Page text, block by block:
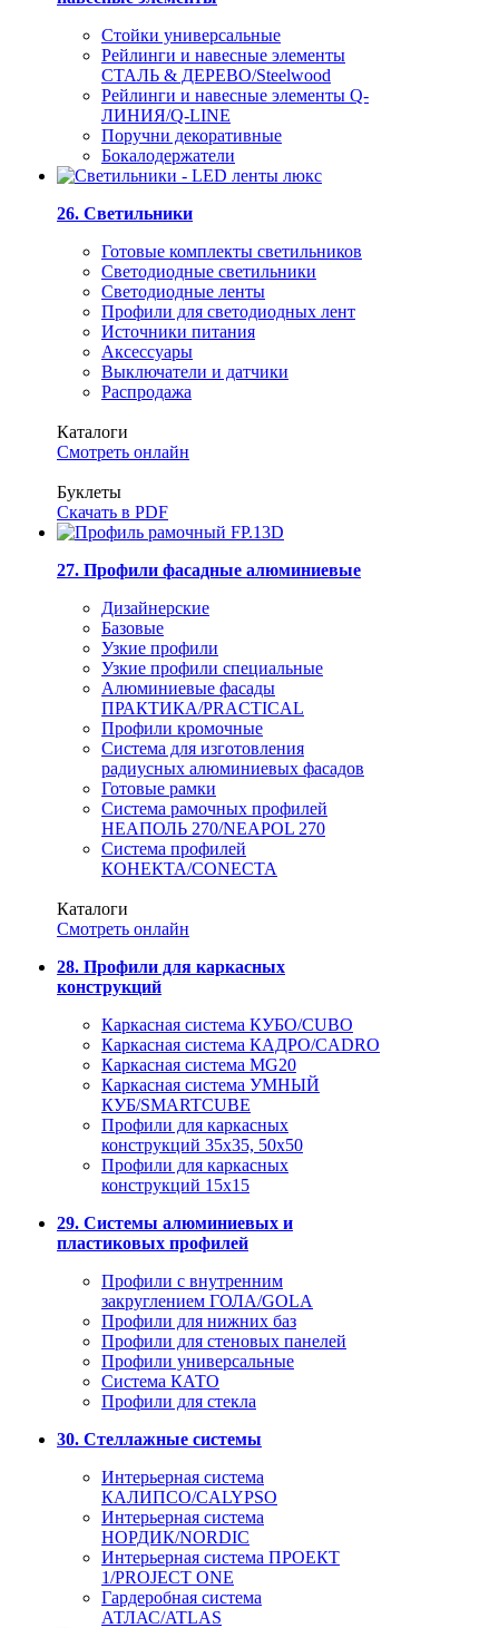
Стойки универсальные
Рейлинги и навесные элементы
СТАЛЬ & ДЕРЕВО/Steelwood
Рейлинги и навесные элементы Q-
ЛИНИЯ/Q-LINE
Поручни декоративные
Бокалодержатели
26. Светильники
Готовые комплекты светильников
Светодиодные светильники
Светодиодные ленты
Профили для светодиодных лент
Источники питания
Аксессуары
Выключатели и датчики
Распродажа
Каталоги
Смотреть онлайн
Буклеты
Скачать в PDF
27. Профили фасадные алюминиевые
Дизайнерские
Базовые
Узкие профили
Узкие профили специальные
Алюминиевые фасады
ПРАКТИКА/PRACTICAL
Профили кромочные
Система для изготовления
радиусных алюминиевых фасадов
Готовые рамки
Система рамочных профилей
НЕАПОЛЬ 270/NEAPOL 270
Система профилей
КОНЕКТА/CONECTA
Каталоги
Смотреть онлайн
28. Профили для каркасных
конструкций
Каркасная система КУБО/CUBO
Каркасная система КАДРО/CADRO
Каркасная система MG20
Каркасная система УМНЫЙ
КУБ/SMARTCUBE
Профили для каркасных
конструкций 35x35, 50x50
Профили для каркасных
конструкций 15х15
29. Системы алюминиевых и
пластиковых профилей
Профили с внутренним
закруглением ГОЛА/GOLA
Профили для нижних баз
Профили для стеновых панелей
Профили универсальные
Система КАТО
Профили для стекла
30. Стеллажные системы
Интерьерная система
КАЛИПСО/CALYPSO
Интерьерная система
НОРДИК/NORDIC
Интерьерная система ПРОЕКТ
1/PROJECT ONE
Гардеробная система
АТЛАС/ATLAS